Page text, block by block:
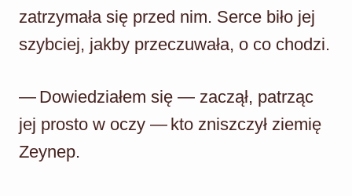
zatrzymała się przed nim. Serce biło jej
szybciej, jakby przeczuwała, o co chodzi.
— Dowiedziałem się — zaczął, patrząc
jej prosto w oczy — kto zniszczył ziemię
Zeynep.